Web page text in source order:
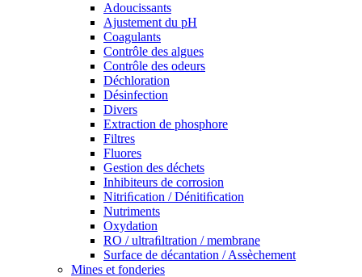
Adoucissants
Ajustement du pH
Coagulants
Contrôle des algues
Contrôle des odeurs
Déchloration
Désinfection
Divers
Extraction de phosphore
Filtres
Fluores
Gestion des déchets
Inhibiteurs de corrosion
Nitriﬁcation / Dénitiﬁcation
Nutriments
Oxydation
RO / ultraﬁltration / membrane
Surface de décantation / Assèchement
Mines et fonderies